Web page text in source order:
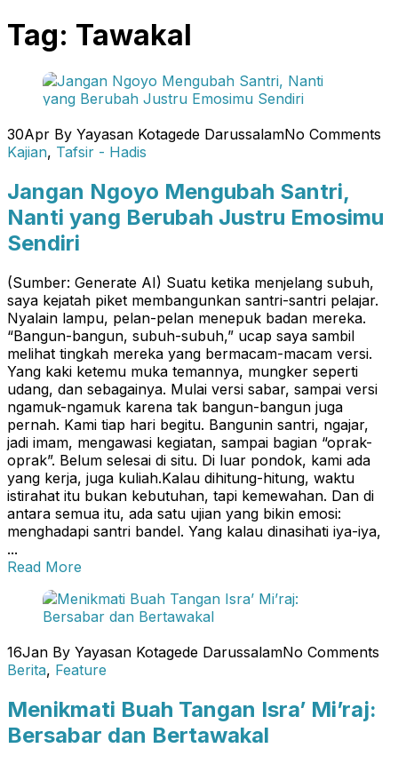
Tag: Tawakal
30Apr By Yayasan Kotagede DarussalamNo Comments
Kajian, Tafsir - Hadis
Jangan Ngoyo Mengubah Santri,
Nanti yang Berubah Justru Emosimu
Sendiri
(Sumber: Generate AI) Suatu ketika menjelang subuh,
saya kejatah piket membangunkan santri-santri pelajar.
Nyalain lampu, pelan-pelan menepuk badan mereka.
“Bangun-bangun, subuh-subuh,” ucap saya sambil
melihat tingkah mereka yang bermacam-macam versi.
Yang kaki ketemu muka temannya, mungker seperti
udang, dan sebagainya. Mulai versi sabar, sampai versi
ngamuk-ngamuk karena tak bangun-bangun juga
pernah. Kami tiap hari begitu. Bangunin santri, ngajar,
jadi imam, mengawasi kegiatan, sampai bagian “oprak-
oprak”. Belum selesai di situ. Di luar pondok, kami ada
yang kerja, juga kuliah.Kalau dihitung-hitung, waktu
istirahat itu bukan kebutuhan, tapi kemewahan. Dan di
antara semua itu, ada satu ujian yang bikin emosi:
menghadapi santri bandel. Yang kalau dinasihati iya-iya,
...
Read More
16Jan By Yayasan Kotagede DarussalamNo Comments
Berita, Feature
Menikmati Buah Tangan Isra’ Mi’raj:
Bersabar dan Bertawakal